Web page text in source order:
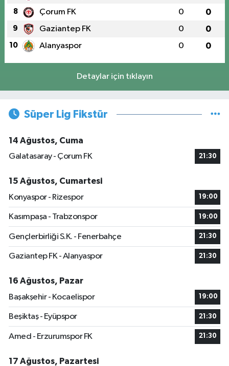
8 Çorum FK 0 0
9 Gaziantep FK 0 0
10 Alanyaspor 0 0
Detaylar için tıklayın
Süper Lig Fikstür
14 Ağustos, Cuma
Galatasaray - Çorum FK
21:30
15 Ağustos, Cumartesi
Konyaspor - Rizespor
19:00
Kasımpaşa - Trabzonspor 19:00
Gençlerbirliği S.K. - Fenerbahçe 21:30
Gaziantep FK - Alanyaspor 21:30
16 Ağustos, Pazar
Başakşehir - Kocaelispor
19:00
Beşiktaş - Eyüpspor 21:30
Amed - Erzurumspor FK 21:30
17 Ağustos, Pazartesi